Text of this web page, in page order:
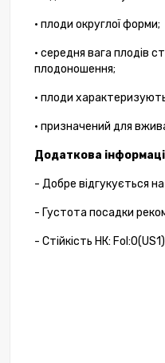
• плоди округлої форми;
• середня вага плодів
плодоношення;
• плоди
• призначений для
Додаткова
- Добре відгукується
- Густота посадки
- Стійкість HК: